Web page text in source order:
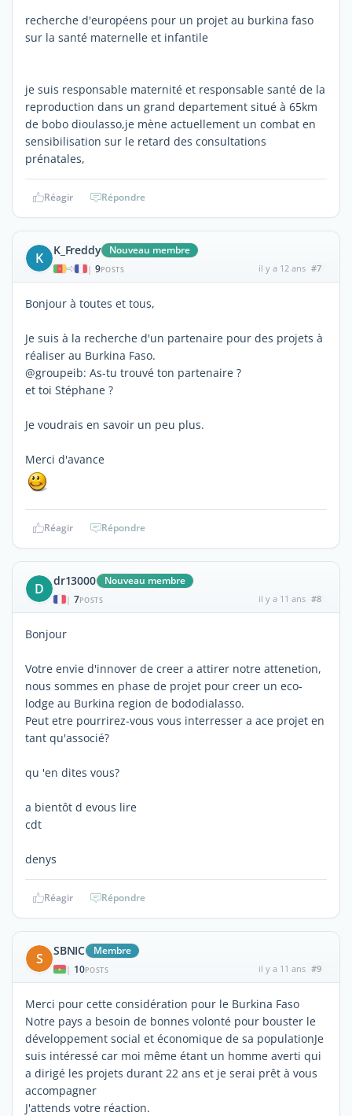
recherche d'européens pour un projet au burkina faso
sur la santé maternelle et infantile
je suis responsable maternité et responsable santé de la
reproduction dans un grand departement situé à 65km
de bobo dioulasso,je mène actuellement un combat en
sensibilisation sur le retard des consultations
prénatales,
Réagir Répondre
K K_Freddy Nouveau membre
| 9POSTS il y a 12 ans #7
Bonjour à toutes et tous,
Je suis à la recherche d'un partenaire pour des projets à
réaliser au Burkina Faso.
@groupeib: As-tu trouvé ton partenaire ?
et toi Stéphane ?
Je voudrais en savoir un peu plus.
Merci d'avance
Réagir Répondre
D dr13000 Nouveau membre
| 7POSTS il y a 11 ans #8
Bonjour
Votre envie d'innover de creer a attirer notre attenetion,
nous sommes en phase de projet pour creer un eco-
lodge au Burkina region de bododialasso.
Peut etre pourrirez-vous vous interresser a ace projet en
tant qu'associé?
qu 'en dites vous?
a bientôt d evous lire
cdt
denys
Réagir Répondre
S SBNIC Membre
| 10POSTS il y a 11 ans #9
Merci pour cette considération pour le Burkina Faso
Notre pays a besoin de bonnes volonté pour bouster le
développement social et économique de sa populationJe
suis intéressé car moi même étant un homme averti qui
a dirigé les projets durant 22 ans et je serai prêt à vous
accompagner
J'attends votre réaction.